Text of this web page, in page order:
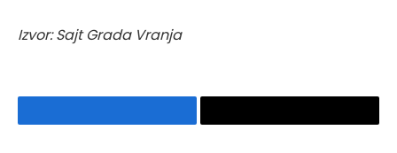
Izvor: Sajt Grada Vranja
Facebook
Copy